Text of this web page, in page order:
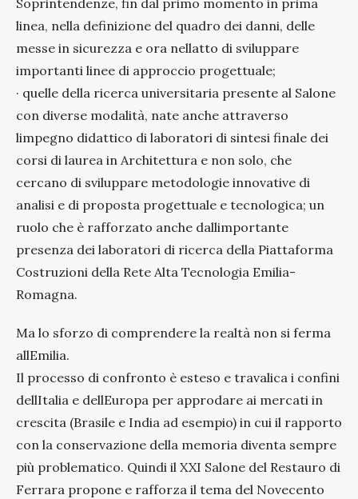
Soprintendenze, fin dal primo momento in prima
linea, nella definizione del quadro dei danni, delle
messe in sicurezza e ora nellatto di sviluppare
importanti linee di approccio progettuale;
· quelle della ricerca universitaria presente al Salone
con diverse modalità, nate anche attraverso
limpegno didattico di laboratori di sintesi finale dei
corsi di laurea in Architettura e non solo, che
cercano di sviluppare metodologie innovative di
analisi e di proposta progettuale e tecnologica; un
ruolo che è rafforzato anche dallimportante
presenza dei laboratori di ricerca della Piattaforma
Costruzioni della Rete Alta Tecnologia Emilia-
Romagna.
Ma lo sforzo di comprendere la realtà non si ferma
allEmilia.
Il processo di confronto è esteso e travalica i confini
dellItalia e dellEuropa per approdare ai mercati in
crescita (Brasile e India ad esempio) in cui il rapporto
con la conservazione della memoria diventa sempre
più problematico. Quindi il XXI Salone del Restauro di
Ferrara propone e rafforza il tema del Novecento